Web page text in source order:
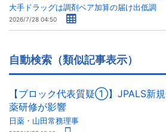
大手ドラッグは調剤ベア加算の届け出低調
2026/7/28 04:50
自動検索（類似記事表示）
【ブロック代表質疑①】JPALS新
薬研修が影響
日薬・山田常務理事